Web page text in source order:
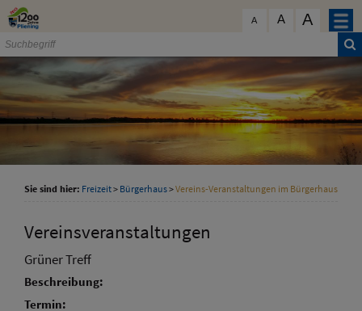
Zum Inhalt
A A A
Sie sind hier: Freizeit> Bürgerhaus>Vereins-Veranstaltungen im Bürgerhaus
Vereinsveranstaltungen
Grüner Treff
Beschreibung:
Termin:
schließen